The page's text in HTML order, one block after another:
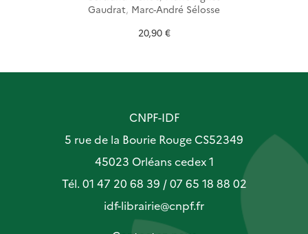
Gaudrat, Marc-André Sélosse
20,90 €
CNPF-IDF
5 rue de la Bourie Rouge CS52349
45023 Orléans cedex 1
Tél. 01 47 20 68 39 / 07 65 18 88 02
idf-librairie@cnpf.fr